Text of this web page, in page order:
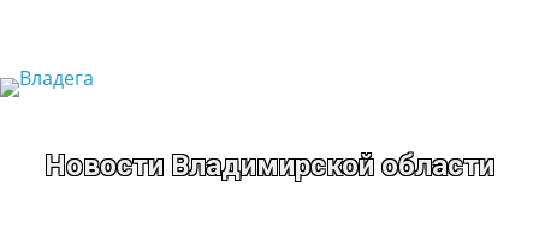
содержимому
Новости Владимирской области